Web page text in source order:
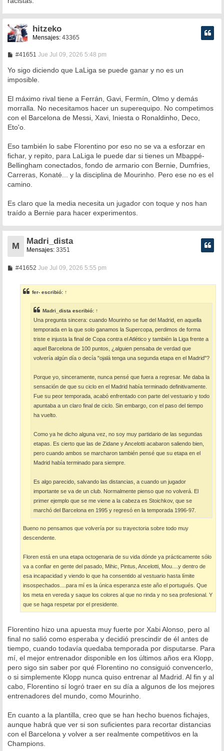
hitzeko
Mensajes: 43365
#41651 M
n
s
a
Jue Jul 09, 2026 5:48 pm
Yo sigo diciendo que LaLiga se puede ganar y no es un
imposible.
El máximo rival tiene a Ferrán, Gavi, Fermín, Olmo y demás
morralla. No necesitamos hacer un superequipo. No competimos
con el Barcelona de Messi, Xavi, Iniesta o Ronaldinho, Deco,
Eto'o.
Eso también lo sabe Florentino por eso no se va a esforzar en
fichar, y repito, para LaLiga le puede dar si tienes un Mbappé-
Bellingham conectados, fondo de armario con Bernie, Dumfries,
Carreras, Konaté... y la disciplina de Mourinho. Pero ese no es el
camino.
Es claro que la media necesita un jugador con toque y nos han
traído a Bernie para hacer experimentos.
M
Madri_dista
Mensajes: 3351
#41652M
a
j
e
Jue Jul 09, 2026 5:55 pm
fer- escribió: ↑
Madri_dista escribió: ↑
Una pregunta sincera: cuando Mourinho se fue del Madrid, en aquella
temporada en la que solo ganamos la Supercopa, perdimos de forma
triste e injusta la final de Copa contra el Atlético y también la Liga frente a
aquel Barcelona de 100 puntos, ¿alguien pensaba de verdad que
volvería algún día o decía "ojalá tenga una segunda etapa en el Madrid"?
Porque yo, sinceramente, nunca pensé que fuera a regresar. Me daba la
sensación de que su ciclo en el Madrid había terminado definitivamente.
Fue su peor temporada, acabó enfrentado con parte del vestuario y todo
apuntaba a un claro final de ciclo. Sin embargo, con el paso del tiempo
ha vuelto.
Como ya he dicho alguna vez, no soy muy partidario de las segundas
etapas. Es cierto que las de Zidane y Ancelotti acabaron saliendo bien,
pero cuando ambos se marcharon también pensé que su etapa en el
Madrid había terminado para siempre.
Es algo parecido, salvando las distancias, a cuando un jugador
importante se va de un club. Normalmente pienso que no volverá. El
primer ejemplo que se me viene a la cabeza es Stoichkov, que se
marchó del Barcelona en 1995 y regresó en la temporada 1996-97.
Bueno no pensamos que volvería por su trayectoria sobre todo muy
descendente.
Floren está en una etapa octogenaria de su vida dónde ya prácticamente sólo
va a confiar en gente del pasado, Mihic, Pintus, Ancelotti, Mou....y dentro de
esa incapacidad y viendo lo que ha consentido al vestuario hasta límite
insospechados....para mí es la única esperanza este año el portugués. Que
los meta en vereda y saque los colores al que no rinda y no sea profesional. Y
que se haga respetar por el presidente.
Florentino hizo una apuesta muy fuerte por Xabi Alonso, pero al
final no salió como esperaba y decidió prescindir de él antes de
tiempo, cuando todavía quedaba temporada por disputarse. Para
mí, el mejor entrenador disponible en los últimos años era Klopp,
pero sigo sin saber por qué Florentino no consiguió convencerlo,
o si simplemente Klopp nunca quiso entrenar al Madrid. Al fin y al
cabo, Florentino sí logró traer en su día a algunos de los mejores
entrenadores del mundo, como Mourinho.
En cuanto a la plantilla, creo que se han hecho buenos fichajes,
aunque habrá que ver si son suficientes para recortar distancias
con el Barcelona y volver a ser realmente competitivos en la
Champions.